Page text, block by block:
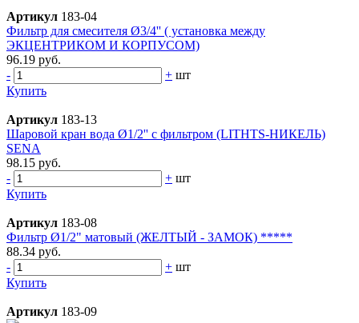
Артикул 183-04
Фильтр для смесителя Ø3/4'' ( установка между
ЭКЦЕНТРИКОМ И КОРПУСОМ)
96.19 руб.
-
+ шт
Купить
Артикул 183-13
Шаровой кран вода Ø1/2'' с фильтром (LITHTS-НИКЕЛЬ)
SENA
98.15 руб.
-
+ шт
Купить
Артикул 183-08
Фильтр Ø1/2" матовый (ЖЕЛТЫЙ - ЗАМОК) *****
88.34 руб.
-
+ шт
Купить
Артикул 183-09